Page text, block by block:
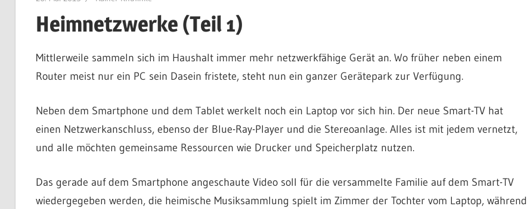
Heimnetzwerke (Teil 1)
Mittlerweile sammeln sich im Haushalt immer mehr netzwerkfähige Gerät an. Wo früher neben einem
Router meist nur ein PC sein Dasein fristete, steht nun ein ganzer Gerätepark zur Verfügung.
Neben dem Smartphone und dem Tablet werkelt noch ein Laptop vor sich hin. Der neue Smart-TV hat
einen Netzwerkanschluss, ebenso der Blue-Ray-Player und die Stereoanlage. Alles ist mit jedem vernetzt,
und alle möchten gemeinsame Ressourcen wie Drucker und Speicherplatz nutzen.
Das gerade auf dem Smartphone angeschaute Video soll für die versammelte Familie auf dem Smart-TV
wiedergegeben werden, die heimische Musiksammlung spielt im Zimmer der Tochter vom Laptop, während